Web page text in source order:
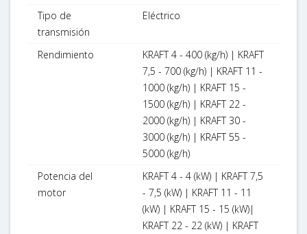
Tipo de
transmisión
Eléctrico
Rendimiento
KRAFT 4 - 400 (kg/h) | KRAFT
7,5 - 700 (kg/h) | KRAFT 11 -
1000 (kg/h) | KRAFT 15 -
1500 (kg/h) | KRAFT 22 -
2000 (kg/h) | KRAFT 30 -
3000 (kg/h) | KRAFT 55 -
5000 (kg/h)
Potencia del
motor
KRAFT 4 - 4 (kW) | KRAFT 7,5
- 7,5 (kW) | KRAFT 11 - 11
(kW) | KRAFT 15 - 15 (kW)|
KRAFT 22 - 22 (kW) | KRAFT